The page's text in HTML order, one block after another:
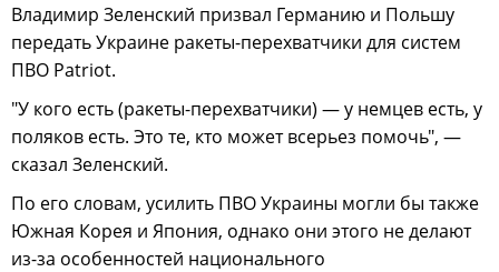
Владимир Зеленский призвал Германию и Польшу
передать Украине ракеты-перехватчики для систем
ПВО Patriot.
"У кого есть (ракеты-перехватчики) — у немцев есть, у
поляков есть. Это те, кто может всерьез помочь", —
сказал Зеленский.
По его словам, усилить ПВО Украины могли бы также
Южная Корея и Япония, однако они этого не делают
из-за особенностей национального